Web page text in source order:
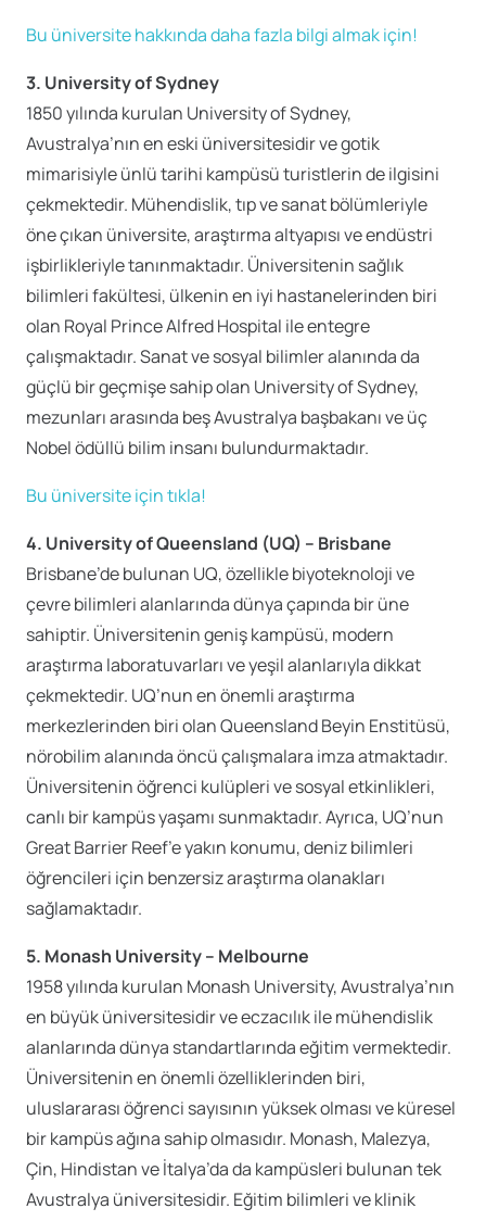
Bu üniversite hakkında daha fazla bilgi almak için!
3. University of Sydney
1850 yılında kurulan University of Sydney,
Avustralya’nın en eski üniversitesidir ve gotik
mimarisiyle ünlü tarihi kampüsü turistlerin de ilgisini
çekmektedir. Mühendislik, tıp ve sanat bölümleriyle
öne çıkan üniversite, araştırma altyapısı ve endüstri
işbirlikleriyle tanınmaktadır. Üniversitenin sağlık
bilimleri fakültesi, ülkenin en iyi hastanelerinden biri
olan Royal Prince Alfred Hospital ile entegre
çalışmaktadır. Sanat ve sosyal bilimler alanında da
güçlü bir geçmişe sahip olan University of Sydney,
mezunları arasında beş Avustralya başbakanı ve üç
Nobel ödüllü bilim insanı bulundurmaktadır.
Bu üniversite için tıkla!
4. University of Queensland (UQ) – Brisbane
Brisbane’de bulunan UQ, özellikle biyoteknoloji ve
çevre bilimleri alanlarında dünya çapında bir üne
sahiptir. Üniversitenin geniş kampüsü, modern
araştırma laboratuvarları ve yeşil alanlarıyla dikkat
çekmektedir. UQ’nun en önemli araştırma
merkezlerinden biri olan Queensland Beyin Enstitüsü,
nörobilim alanında öncü çalışmalara imza atmaktadır.
Üniversitenin öğrenci kulüpleri ve sosyal etkinlikleri,
canlı bir kampüs yaşamı sunmaktadır. Ayrıca, UQ’nun
Great Barrier Reef’e yakın konumu, deniz bilimleri
öğrencileri için benzersiz araştırma olanakları
sağlamaktadır.
5. Monash University – Melbourne
1958 yılında kurulan Monash University, Avustralya’nın
en büyük üniversitesidir ve eczacılık ile mühendislik
alanlarında dünya standartlarında eğitim vermektedir.
Üniversitenin en önemli özelliklerinden biri,
uluslararası öğrenci sayısının yüksek olması ve küresel
bir kampüs ağına sahip olmasıdır. Monash, Malezya,
Çin, Hindistan ve İtalya’da da kampüsleri bulunan tek
Avustralya üniversitesidir. Eğitim bilimleri ve klinik